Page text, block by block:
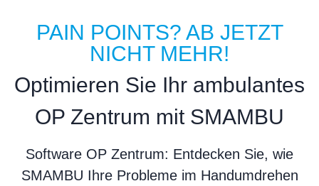
PAIN POINTS? AB JETZT
NICHT MEHR!
Optimieren Sie Ihr ambulantes
OP Zentrum mit SMAMBU
Software OP Zentrum: Entdecken Sie, wie
SMAMBU Ihre Probleme im Handumdrehen